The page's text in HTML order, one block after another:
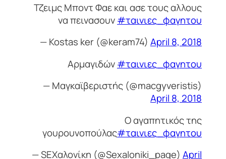
Τζειμς Μποντ Φαε και ασε τους αλλους
να πεινασουν#ταινιες_φαγητου
— Kostas ker (@keram74) April 8, 2018
Αρμαγιδών#ταινιες_φαγητου
— Μαγκαϊβεριστής (@macgyveristis)
April 8, 2018
Ο αγαπητικός της
γουρουνοπούλας#ταινιες_φαγητου
— SEXαλονίκη (@Sexaloniki_page) April